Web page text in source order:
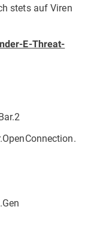
stets auf Viren
E-Threat-